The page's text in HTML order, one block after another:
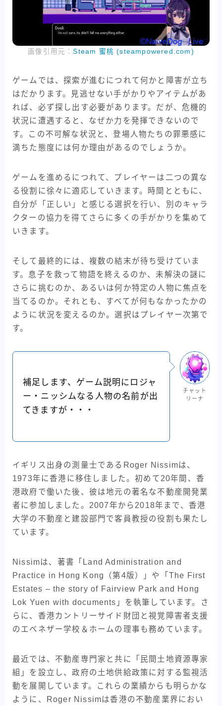
画像引用元：Steam 蜜桃 (steampowered.com)
ゲームでは、探索が進むにつれて何かと障害が立ち
はだかります。見逃せない手がかりやアイテムがあ
れば、必ず探し出す必要があります。だが、危機的
状況に遭遇すると、なぜか力を発揮できないので
す。この不可解な状況と、登場人物たちの罪悪感に
満ちた態度には何か理由があるのでしょうか。
ゲームを進めるにつれて、プレイヤーは二つの異な
る役割に徐々に適応していきます。時間とともに、
自分が「正しい」と感じる選択を行い、別のキャラ
クターの協力を得てさらに多くの手がかりを集めて
いきます。
そして最終的には、複数の結末が待ち受けていま
す。息子を救って物語を終えるのか、未解決の謎に
さらに挑むのか、あるいは何か特定の人物に焦点を
当てるのか。それとも、すべてが何もなかったかの
ように状況を変えるのか。選択はプレイヤー次第で
す。
補足します、ゲーム説明にロジャ
ー・ニッシムなる人物の名前が出
てきますが・・・
チャット
リーナ
イギリス出身の測量士であるRoger Nissimは、
1973年に香港に移住しました。初めて20年間、香
港政府で働いた後、彼は地元の著名な不動産開発業
者に参加しました。2007年から2018年まで、香港
大学の不動産と建設部門で客員教授の役割も果たし
ています。
Nissimは、著書「Land Administration and
Practice in Hong Kong（第4版）」や「The First
Estates – the story of Fairview Park and Hong
Lok Yuen with documents」を執筆しています。さ
らに、香港カントリーサイド財団と視覚障害者支援
のエベネザー学校＆ホームの理事も務めています。
最近では、不動産専門家と共に「民間土地資源專家
組」を設立し、政府の土地供給政策に対する監視活
動を展開しています。これらの業績からも明らかな
ように、Roger Nissimは香港の不動産業界におい